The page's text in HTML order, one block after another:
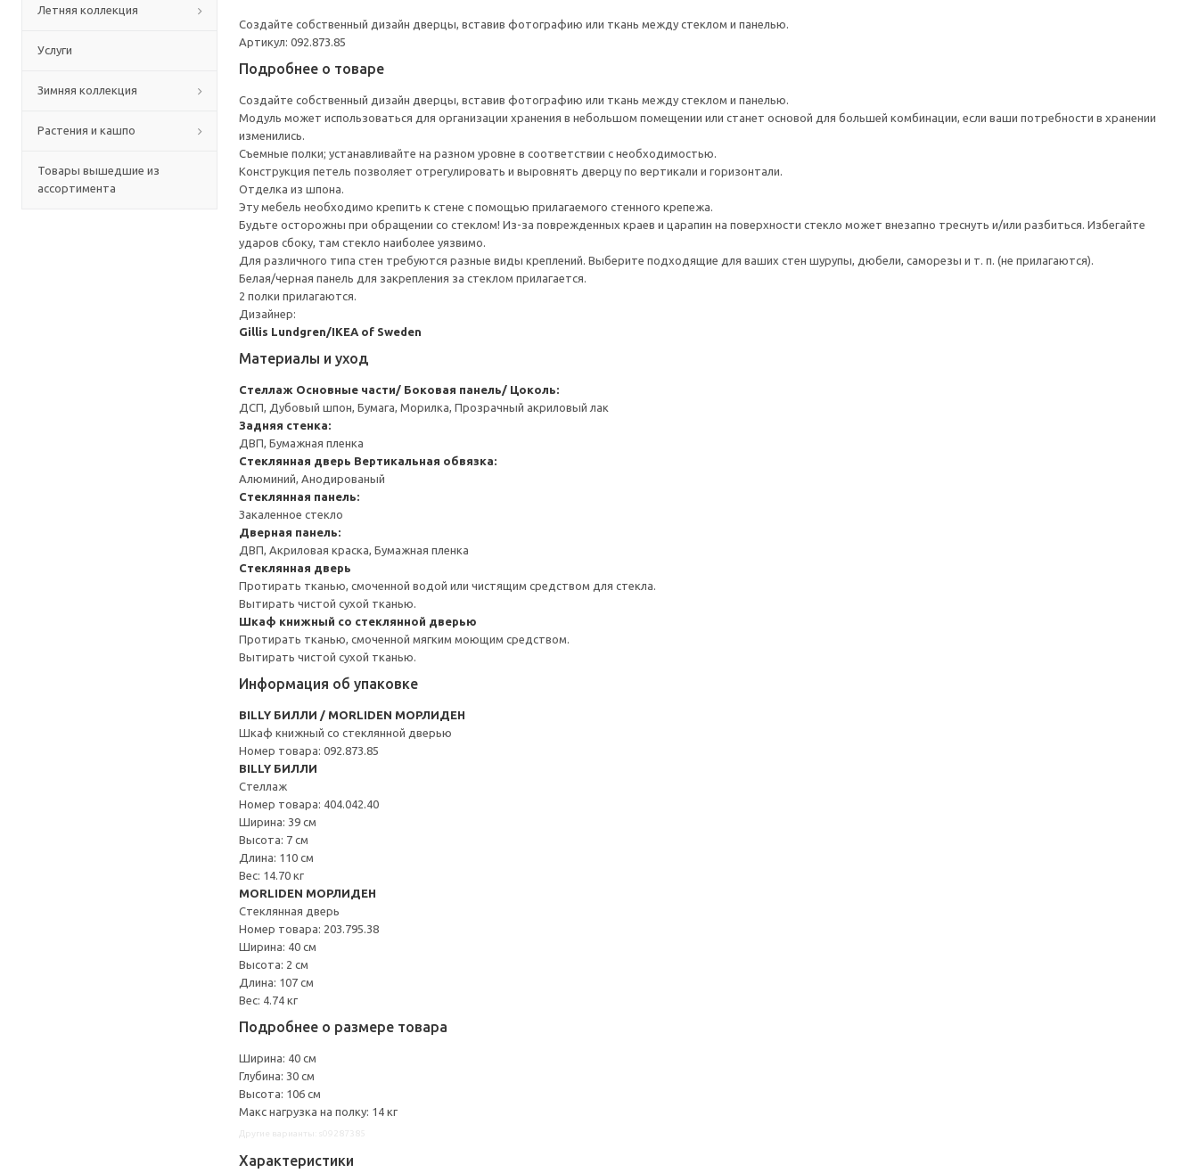
Летняя коллекция
Услуги
Зимняя коллекция
Растения и кашпо
Товары вышедшие из
ассортимента
Создайте собственный дизайн дверцы, вставив фотографию или ткань между стеклом и панелью.
Артикул: 092.873.85
Подробнее о товаре
Создайте собственный дизайн дверцы, вставив фотографию или ткань между стеклом и панелью.
Модуль может использоваться для организации хранения в небольшом помещении или станет основой для большей комбинации, если ваши потребности в хранении
изменились.
Съемные полки; устанавливайте на разном уровне в соответствии с необходимостью.
Конструкция петель позволяет отрегулировать и выровнять дверцу по вертикали и горизонтали.
Отделка из шпона.
Эту мебель необходимо крепить к стене с помощью прилагаемого стенного крепежа.
Будьте осторожны при обращении со стеклом! Из-за поврежденных краев и царапин на поверхности стекло может внезапно треснуть и/или разбиться. Избегайте
ударов сбоку, там стекло наиболее уязвимо.
Для различного типа стен требуются разные виды креплений. Выберите подходящие для ваших стен шурупы, дюбели, саморезы и т. п. (не прилагаются).
Белая/черная панель для закрепления за стеклом прилагается.
2 полки прилагаются.
Дизайнер:
Gillis Lundgren/IKEA of Sweden
Материалы и уход
Стеллаж Основные части/ Боковая панель/ Цоколь:
ДСП, Дубовый шпон, Бумага, Морилка, Прозрачный акриловый лак
Задняя стенка:
ДВП, Бумажная пленка
Стеклянная дверь Вертикальная обвязка:
Алюминий, Анодированый
Стеклянная панель:
Закаленное стекло
Дверная панель:
ДВП, Акриловая краска, Бумажная пленка
Стеклянная дверь
Протирать тканью, смоченной водой или чистящим средством для стекла.
Вытирать чистой сухой тканью.
Шкаф книжный со стеклянной дверью
Протирать тканью, смоченной мягким моющим средством.
Вытирать чистой сухой тканью.
Информация об упаковке
BILLY БИЛЛИ / MORLIDEN МОРЛИДЕН
Шкаф книжный со стеклянной дверью
Номер товара: 092.873.85
BILLY БИЛЛИ
Стеллаж
Номер товара: 404.042.40
Ширина: 39 см
Высота: 7 см
Длина: 110 см
Вес: 14.70 кг
MORLIDEN МОРЛИДЕН
Стеклянная дверь
Номер товара: 203.795.38
Ширина: 40 см
Высота: 2 см
Длина: 107 см
Вес: 4.74 кг
Подробнее о размере товара
Ширина: 40 см
Глубина: 30 см
Высота: 106 см
Макс нагрузка на полку: 14 кг
Характеристики